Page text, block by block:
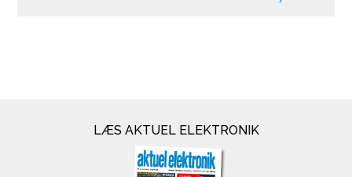
LÆS AKTUEL ELEKTRONIK